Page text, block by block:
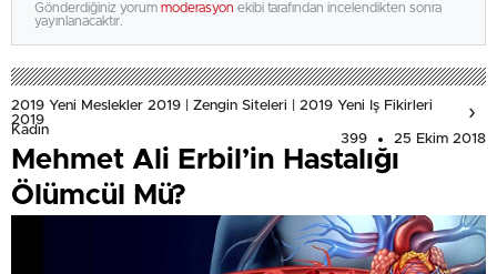
Gönderdiğiniz yorum moderasyon ekibi tarafından incelendikten sonra
yayınlanacaktır.
2019 Yeni Meslekler 2019 | Zengin Siteleri | 2019 Yeni Iş Fikirleri
2019
Kadın
399 25 Ekim 2018
Mehmet Ali Erbil’in Hastalığı
Ölümcül Mü?